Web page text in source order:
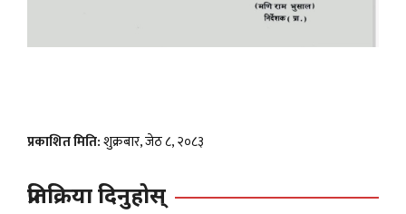
प्रकाशित मिति:शुक्रबार, जेठ ८, २०८३
प्रतिक्रिया दिनुहोस्